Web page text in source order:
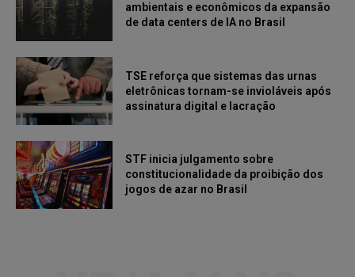
ambientais e econômicos da expansão
de data centers de IA no Brasil
TSE reforça que sistemas das urnas
eletrônicas tornam-se invioláveis após
assinatura digital e lacração
STF inicia julgamento sobre
constitucionalidade da proibição dos
jogos de azar no Brasil